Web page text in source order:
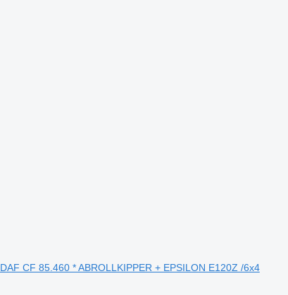
DAF CF 85.460 * ABROLLKIPPER + EPSILON E120Z /6x4